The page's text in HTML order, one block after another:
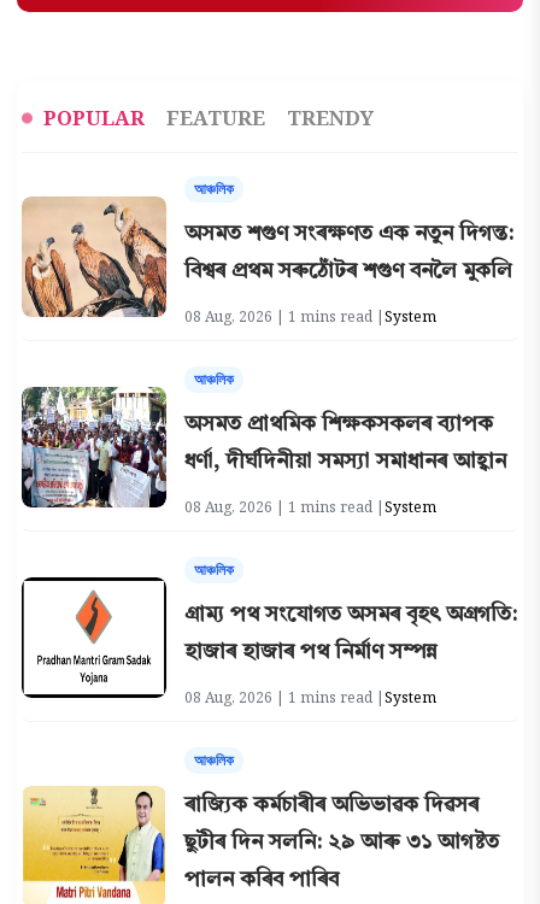
POPULAR FEATURE TRENDY
আঞ্চলিক
অসমত শগুণ সংৰক্ষণত এক নতুন দিগন্ত:
বিশ্বৰ প্ৰথম সৰুঠোঁটৰ শগুণ বনলৈ মুকলি
08 Aug, 2026 | 1 mins read |System
আঞ্চলিক
অসমত প্ৰাথমিক শিক্ষকসকলৰ ব্যাপক
ধৰ্ণা, দীৰ্ঘদিনীয়া সমস্যা সমাধানৰ আহ্বান
08 Aug, 2026 | 1 mins read |System
আঞ্চলিক
গ্ৰাম্য পথ সংযোগত অসমৰ বৃহৎ অগ্ৰগতি:
হাজাৰ হাজাৰ পথ নিৰ্মাণ সম্পন্ন
08 Aug, 2026 | 1 mins read |System
আঞ্চলিক
ৰাজ্যিক কৰ্মচাৰীৰ অভিভাৱক দিৱসৰ
ছুটীৰ দিন সলনি: ২৯ আৰু ৩১ আগষ্টত
পালন কৰিব পাৰিব